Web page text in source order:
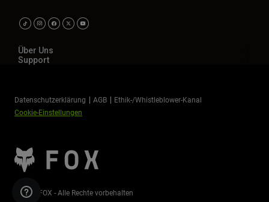
Über Uns
Support
Datenschutzerklärung AGB
Ethik-/Whistleblower-Kanal
Cookie-Einstellungen
©2026 FOX - Alle Rechte vorbehalten